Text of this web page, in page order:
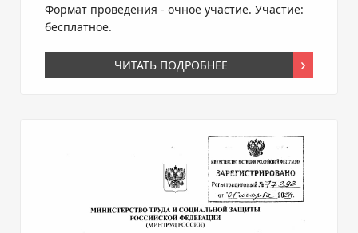
Формат проведения - очное участие. Участие:
бесплатное.
ЧИТАТЬ ПОДРОБНЕЕ